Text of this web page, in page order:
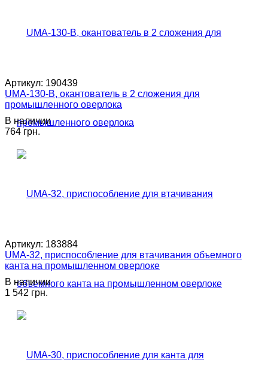
Артикул: 190439
UMA-130-B, окантователь в 2 сложения для
промышленного оверлока
В наличии
764 грн.
Артикул: 183884
UMA-32, приспособление для втачивания объемного
канта на промышленном оверлоке
В наличии
1 542 грн.